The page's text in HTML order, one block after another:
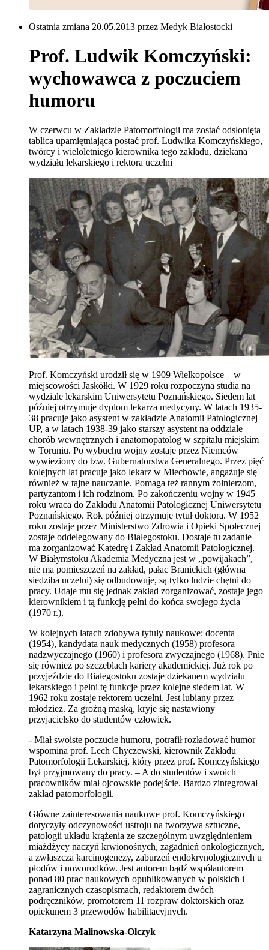
Ostatnia zmiana 20.05.2013 przez Medyk Białostocki
Prof. Ludwik Komczyński:
wychowawca z poczuciem
humoru
W czerwcu w Zakładzie Patomorfologii ma zostać odsłonięta
tablica upamiętniająca postać prof. Ludwika Komczyńskiego,
twórcy i wieloletniego kierownika tego zakładu, dziekana
wydziału lekarskiego i rektora uczelni
Prof. Komczyński urodził się w 1909 Wielkopolsce – w
miejscowości Jaskółki. W 1929 roku rozpoczyna studia na
wydziale lekarskim Uniwersytetu Poznańskiego. Siedem lat
później otrzymuje dyplom lekarza medycyny. W latach 1935-
38 pracuje jako asystent w zakładzie Anatomii Patologicznej
UP, a w latach 1938-39 jako starszy asystent na oddziale
chorób wewnętrznych i anatomopatolog w szpitalu miejskim
w Toruniu. Po wybuchu wojny zostaje przez Niemców
wywieziony do tzw. Gubernatorstwa Generalnego. Przez pięć
kolejnych lat pracuje jako lekarz w Miechowie, angażuje się
również w tajne nauczanie. Pomaga też rannym żołnierzom,
partyzantom i ich rodzinom. Po zakończeniu wojny w 1945
roku wraca do Zakładu Anatomii Patologicznej Uniwersytetu
Poznańskiego. Rok później otrzymuje tytuł doktora. W 1952
roku zostaje przez Ministerstwo Zdrowia i Opieki Społecznej
zostaje oddelegowany do Białegostoku. Dostaje tu zadanie –
ma zorganizować Katedrę i Zakład Anatomii Patologicznej.
W Białymstoku Akademia Medyczna jest w „powijakach”,
nie ma pomieszczeń na zakład, pałac Branickich (główna
siedziba uczelni) się odbudowuje, są tylko ludzie chętni do
pracy. Udaje mu się jednak zakład zorganizować, zostaje jego
kierownikiem i tą funkcję pełni do końca swojego życia
(1970 r.).
W kolejnych latach zdobywa tytuły naukowe: docenta
(1954), kandydata nauk medycznych (1958) profesora
nadzwyczajnego (1960) i profesora zwyczajnego (1968). Pnie
się również po szczeblach kariery akademickiej. Już rok po
przyjeździe do Białegostoku zostaje dziekanem wydziału
lekarskiego i pełni tę funkcje przez kolejne siedem lat. W
1962 roku zostaje rektorem uczelni. Jest lubiany przez
młodzież. Za groźną maską, kryje się nastawiony
przyjacielsko do studentów człowiek.
- Miał swoiste poczucie humoru, potrafił rozładować humor –
wspomina prof. Lech Chyczewski, kierownik Zakładu
Patomorfologii Lekarskiej, który przez prof. Komczyńskiego
był przyjmowany do pracy. – A do studentów i swoich
pracowników miał ojcowskie podejście. Bardzo zintegrował
zakład patomorfologii.
Główne zainteresowania naukowe prof. Komczyńskiego
dotyczyły odczynowości ustroju na tworzywa sztuczne,
patologii układu krążenia ze szczególnym uwzględnieniem
miażdżycy naczyń krwionośnych, zagadnień onkologicznych,
a zwłaszcza karcinogenezy, zaburzeń endokrynologicznych u
płodów i noworodków. Jest autorem bądź współautorem
ponad 80 prac naukowych opublikowanych w polskich i
zagranicznych czasopismach, redaktorem dwóch
podręczników, promotorem 11 rozpraw doktorskich oraz
opiekunem 3 przewodów habilitacyjnych.
Katarzyna Malinowska-Olczyk